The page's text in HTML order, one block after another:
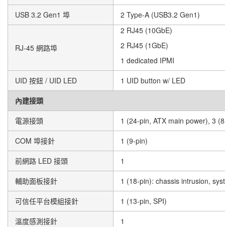
USB 3.2 Gen1 埠
2 Type-A (USB3.2 Gen1)
RJ-45 網路埠
2 RJ45 (10GbE)
2 RJ45 (1GbE)
1 dedicated IPMI
UID 按鈕 / UID LED
1 UID button w/ LED
內建接頭
電源接頭
1 (24-pin, ATX main power), 3
COM 埠接針
1 (9-pin)
前網路 LED 接頭
1
輔助面板接針
1 (18-pin): chassis intrusion,
可信任平台模組接針
1 (13-pin, SPI)
溫度感測接針
1